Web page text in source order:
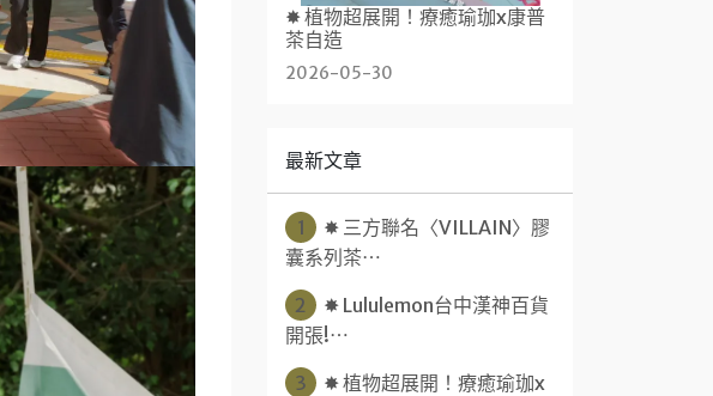
✸ 植物超展開！療癒瑜珈x康普
茶自造
2026-05-30
最新文章
1
✸ 三方聯名〈VILLAIN〉膠
囊系列茶⋯
2
✸ Lululemon台中漢神百貨
開張!⋯
3
✸ 植物超展開！療癒瑜珈x